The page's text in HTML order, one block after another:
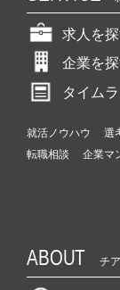
求人を
企業を
タイム
就活ノウハウ 選
転職相談
企業マ
ABOUT チ